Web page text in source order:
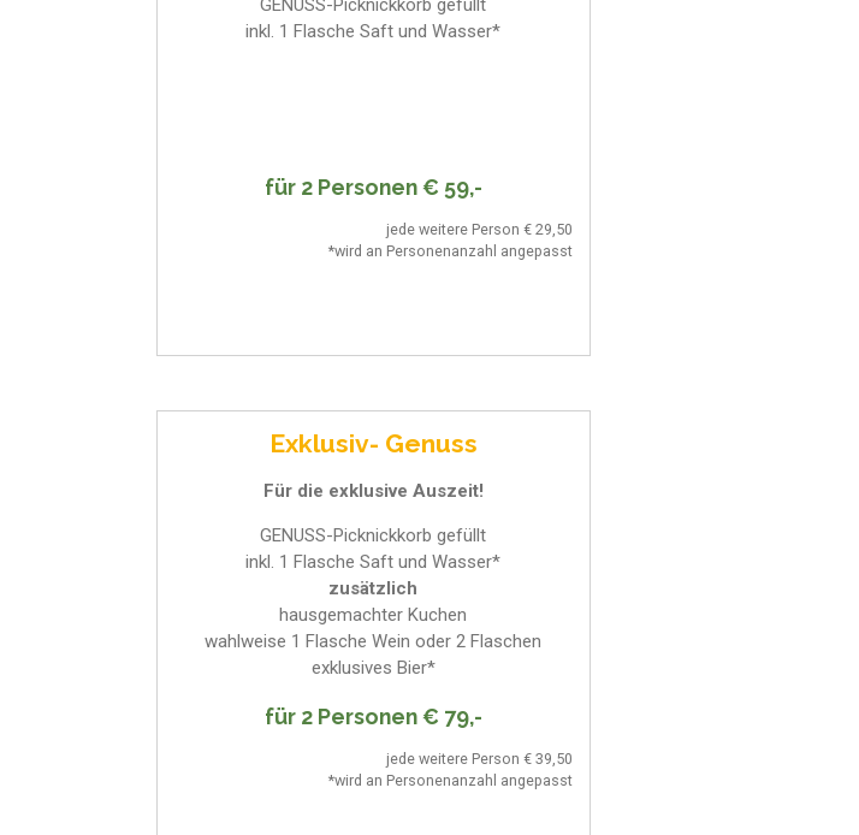
GENUSS-Picknickkorb gefüllt
inkl. 1 Flasche Saft und Wasser*
für 2 Personen € 59,-
jede weitere Person € 29,50
*wird an Personenanzahl angepasst
Exklusiv- Genuss
Für die exklusive Auszeit!
GENUSS-Picknickkorb gefüllt
inkl. 1 Flasche Saft und Wasser*
zusätzlich
hausgemachter Kuchen
wahlweise 1 Flasche Wein oder 2 Flaschen
exklusives Bier*
für 2 Personen € 79,-
jede weitere Person € 39,50
*wird an Personenanzahl angepasst